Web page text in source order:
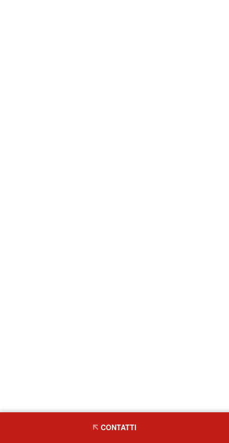
CONTATTI